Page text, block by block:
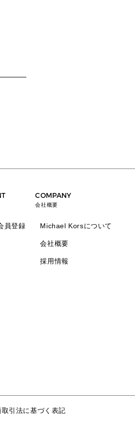
員登録
COMPANY
会社概要
Michael Korsについて
会社概要
採用情報
取引法に基づく表記